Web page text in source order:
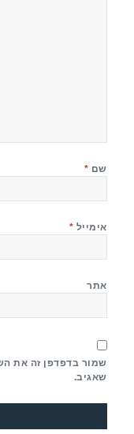
שם *
אימייל *
אתר
שמור בדפדפן זה את
שאגיב.